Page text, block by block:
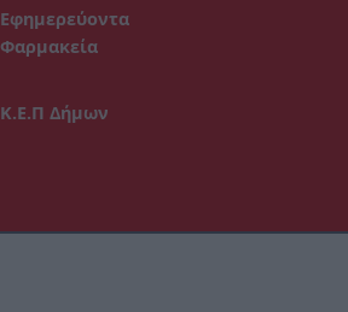
Εφημερεύοντα
Φαρμακεία
Κ.Ε.Π Δήμων